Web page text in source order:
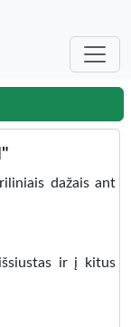
dažais ant
ir į kitus